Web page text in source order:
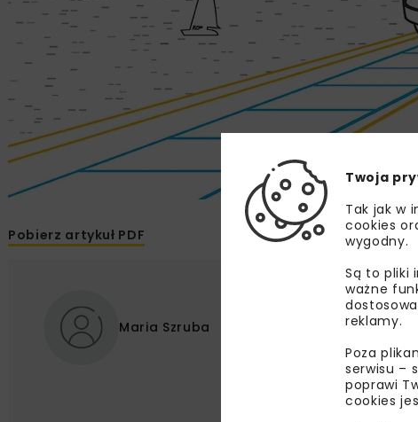
Pobierz artykuł PDF
Maria Szruba
Twoja
Tak jak w
cookies
wygodny.
Są to pliki
ważne
reklamy.
Poza
serwisu –
poprawi
cookies